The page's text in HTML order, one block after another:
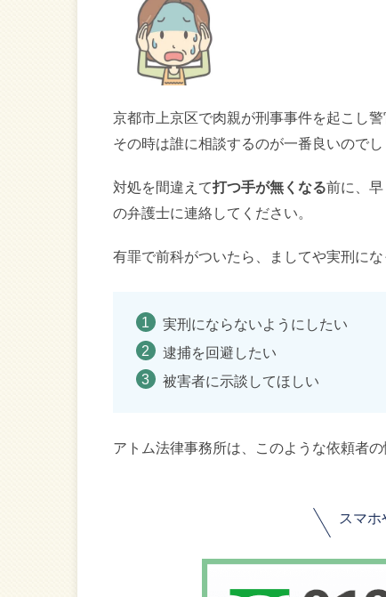
京都市上京区で肉親が刑事事件を起こし警
その時は誰に相談するのが一番良いのでし
対処を間違えて打つ手が無くなる前に、早
の弁護士に連絡してください。
有罪で前科がついたら、ましてや実刑に
実刑にならないようにしたい
逮捕を回避したい
被害者に示談してほしい
アトム法律事務所は、このような依頼者
スマホ